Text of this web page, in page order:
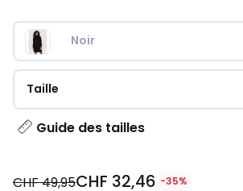
Noir
Taille
Guide des tailles
32,46
CHF 49,95CHF 32,46 -35%